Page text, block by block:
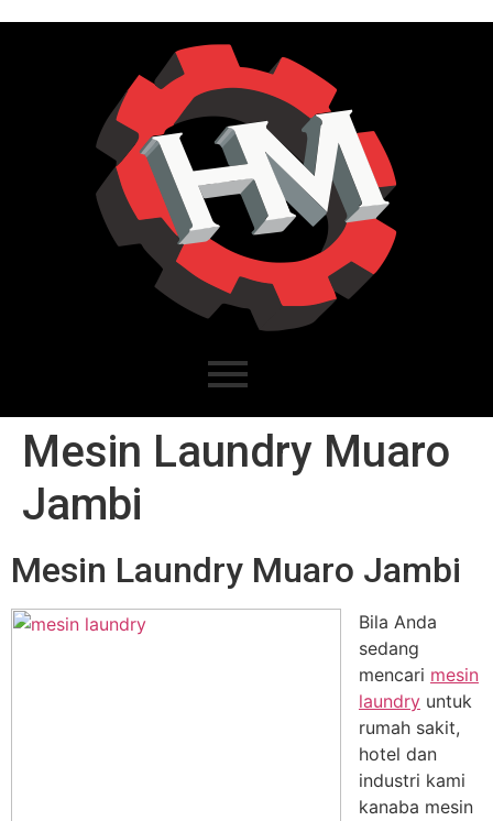
Mesin Laundry Muaro
Jambi
Mesin Laundry Muaro Jambi
Bila Anda
sedang
mencari mesin
laundry untuk
rumah sakit,
hotel dan
industri kami
kanaba mesin